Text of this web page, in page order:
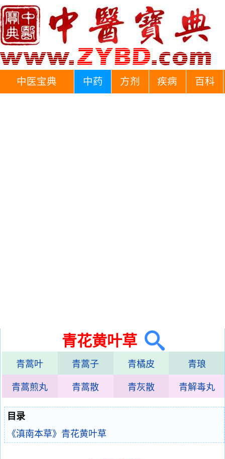
中医宝典 中药 方剂 疾病 百科
青花黄叶草
青蒿叶 青蒿子 青橘皮 青琅
青蒿煎丸 青蒿散 青灰散 青解毒丸
目录
《滇南本草》青花黄叶草